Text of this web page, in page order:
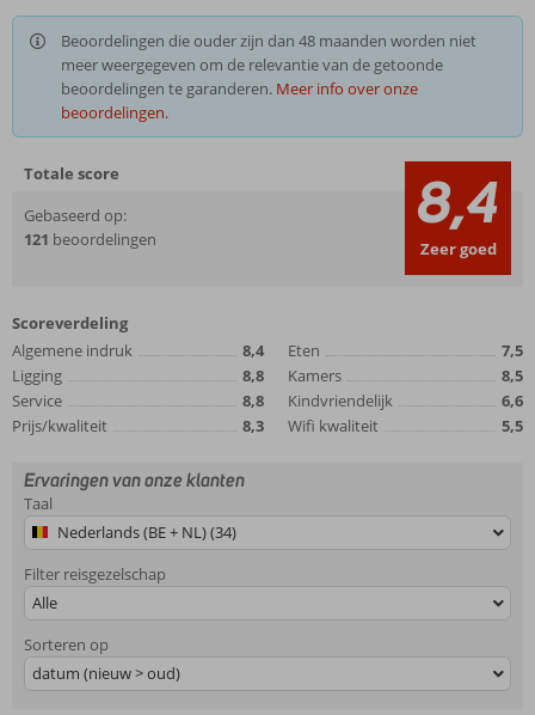
Beoordelingen die ouder zijn dan 48 maanden worden niet
meer weergegeven om de relevantie van de getoonde
beoordelingen te garanderen. Meer info over onze
beoordelingen.
Totale score
Gebaseerd op:
121 beoordelingen 8,4
Zeer goed
Scoreverdeling
Algemene indruk
8,4
Ligging
8,8
Service
8,8
Prijs/kwaliteit
8,3
Eten
7,5
Kamers
8,5
Kindvriendelijk
6,6
Wifi kwaliteit
5,5
Ervaringen van onze klanten
Taal
Nederlands (BE + NL) (34)
Filter reisgezelschap
Alle
Sorteren op
datum (nieuw > oud)